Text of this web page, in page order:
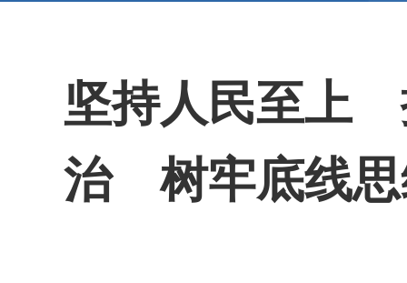
坚持人民至上
治 树牢底线